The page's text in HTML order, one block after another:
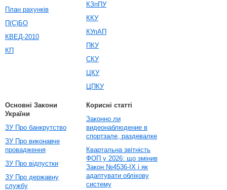
План рахунків
П(С)БО
КВЕД-2010
КП
КЗпПУ
ККУ
КУпАП
ПКУ
СКУ
ЦКУ
ЦПКУ
Основні Закони
України
ЗУ Про банкрутство
ЗУ Про виконавче
провадження
ЗУ Про відпустки
ЗУ Про державну
службу
Корисні статті
Законно ли
видеонаблюдение в
спортзале, раздевалке
Квартальна звітність
ФОП у 2026: що змінив
Закон №4536-IX і як
адаптувати облікову
систему